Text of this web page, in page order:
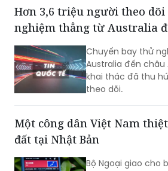
Hơn 3,6 triệu người theo
nghiệm thẳng từ Australia
Chuyến bay thử
Australia đến châu
khai thác đã thu
theo dõi.
Một công dân Việt Nam
đất tại Nhật Bản
Bộ Ngoại giao cho